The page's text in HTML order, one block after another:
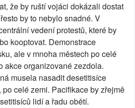
že by ruští vojáci dokázali dostat
by to nebylo snadné. V
vedení protestů, které by
kooptovat. Demonstrace
ale v mnoha městech po celé
akce organizované zezdola.
musela nasadit desetitisíce
celé zemi. Pacifikace by zřejmě
lidí a řadu obětí.